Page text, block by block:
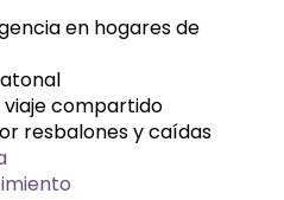
en hogares de
compartido
resbalones y caídas